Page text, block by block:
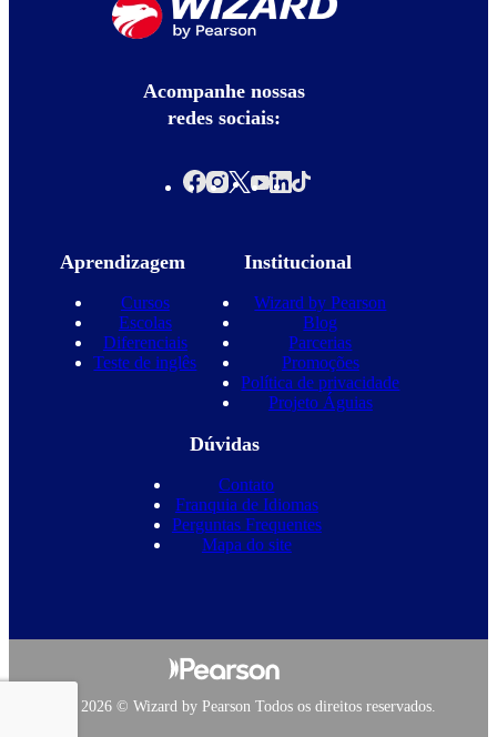
Acompanhe nossas
redes sociais:
Aprendizagem
Cursos
Escolas
Diferenciais
Teste de inglês
Institucional
Wizard by Pearson
Blog
Parcerias
Promoções
Política de privacidade
Projeto Águias
Dúvidas
Contato
Franquia de Idiomas
Perguntas Frequentes
Mapa do site
Copyright 2026 © Wizard by Pearson Todos os direitos reservados.